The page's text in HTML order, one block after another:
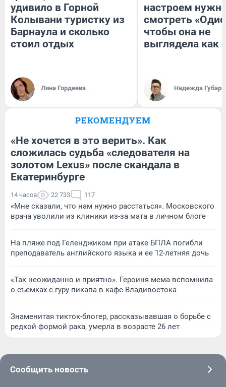
удивило в Горной
Колывани туристку из
Барнаула и сколько
стоил отдых
Лина Гордеева
настроем
смотреть
чтобы она не
выглядела как
Надежда Губарь
РЕКОМЕНДУЕМ
«Не хочется в это верить». Как
сложилась судьба «следователя на
золотом Lexus» после скандала в
Екатеринбурге
14 часов 22 733 117
«Мне сказали, что нам нужно расстаться». Московского
врача уволили из клиники из-за мата в личном блоге
На пляже под Геленджиком при атаке БПЛА погибли
преподаватель английского языка и ее 12-летняя дочь
«Так неожиданно и приятно». Героиня мема вспомнила
о съемках с гуру пикапа в кафе Владивостока
Знаменитая тикток-блогер, рассказывавшая о борьбе с
редкой формой рака, умерла в возрасте 26 лет
Сообщить новость